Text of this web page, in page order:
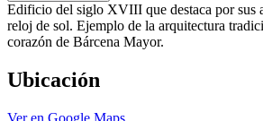
Edificio del siglo XVIII que destaca por sus
reloj de sol. Ejemplo de la arquitectura
corazón de Bárcena Mayor.
Ubicación
Ver en Google Maps